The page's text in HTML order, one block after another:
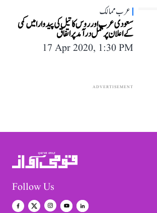
عرب ممالک
سعودی عرب اور روس کا تیل کی پیدوارا میں کمی
کے اعلان پر عمل درآمد پر اتفاق
17 Apr 2020, 1:30 PM
ADVERTISEMENT
Follow Us